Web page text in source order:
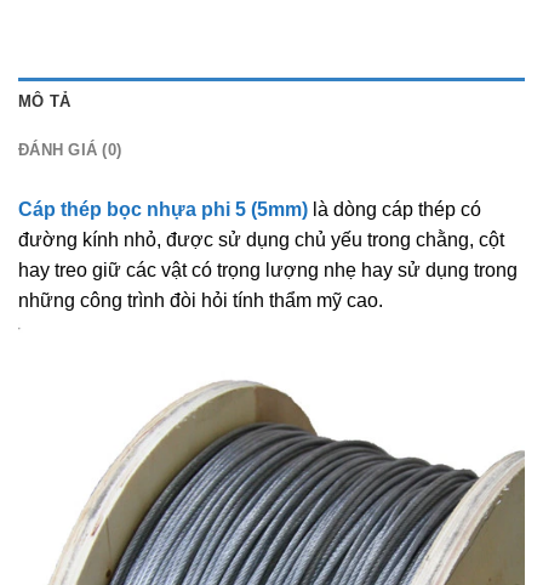
MÔ TẢ
ĐÁNH GIÁ (0)
Cáp thép bọc nhựa phi 5 (5mm) là dòng cáp thép có
đường kính nhỏ, được sử dụng chủ yếu trong chằng, cột
hay treo giữ các vật có trọng lượng nhẹ hay sử dụng trong
những công trình đòi hỏi tính thẩm mỹ cao.